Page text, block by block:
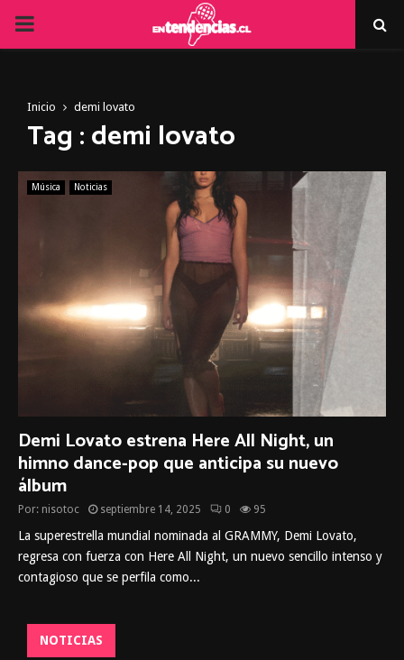
PRIMARY
Inicio demi lovato
Tag : demi lovato
Música Noticias
Demi Lovato estrena Here All Night, un
himno dance-pop que anticipa su nuevo
álbum
Por: nisotoc septiembre 14, 2025 0 95
La superestrella mundial nominada al GRAMMY, Demi Lovato,
regresa con fuerza con Here All Night, un nuevo sencillo intenso y
contagioso que se perfila como...
NOTICIAS